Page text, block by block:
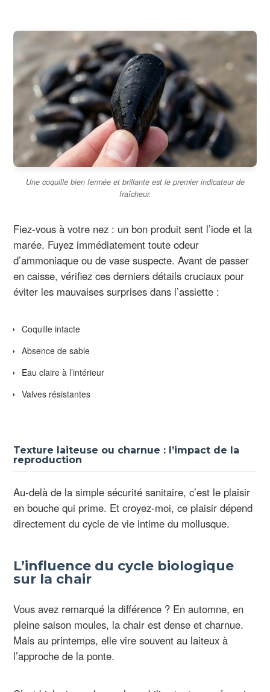
Une coquille bien fermée et brillante est le premier indicateur de
fraîcheur.
Fiez-vous à votre nez : un bon produit sent l’iode et la
marée. Fuyez immédiatement toute odeur
d’ammoniaque ou de vase suspecte. Avant de passer
en caisse, vérifiez ces derniers détails cruciaux pour
éviter les mauvaises surprises dans l’assiette :
Coquille intacte
Absence de sable
Eau claire à l’intérieur
Valves résistantes
Texture laiteuse ou charnue : l’impact de la
reproduction
Au-delà de la simple sécurité sanitaire, c’est le plaisir
en bouche qui prime. Et croyez-moi, ce plaisir dépend
directement du cycle de vie intime du mollusque.
L’influence du cycle biologique
sur la chair
Vous avez remarqué la différence ? En automne, en
pleine saison moules, la chair est dense et charnue.
Mais au printemps, elle vire souvent au laiteux à
l’approche de la ponte.